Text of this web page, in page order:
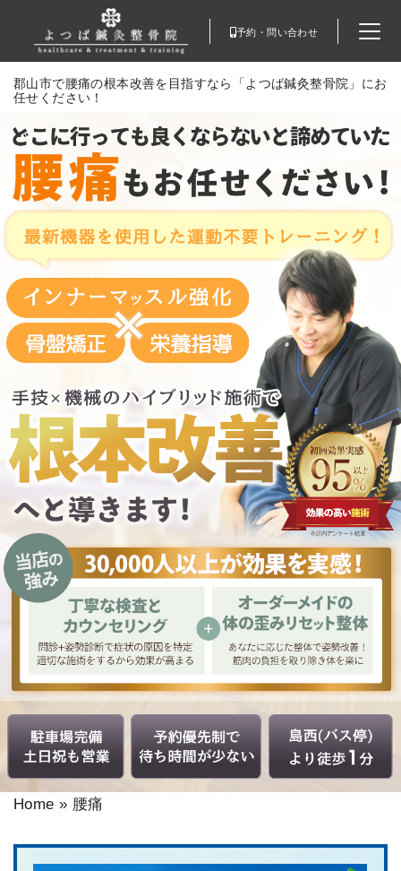
予約・問い合わせ
郡山市で腰痛の根本改善を目指すなら「よつば鍼灸整骨院」にお
任せください！
Home » 腰痛